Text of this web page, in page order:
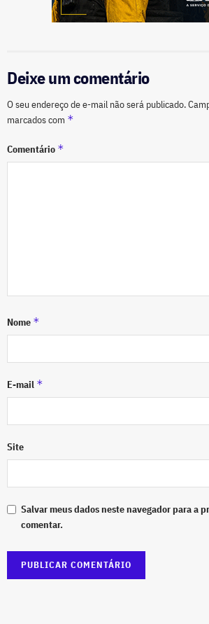
Deixe um comentário
O seu endereço de e-mail não será publicado.
marcados com *
Comentário *
Nome *
E-mail *
Site
Salvar meus dados neste navegador para a
comentar.